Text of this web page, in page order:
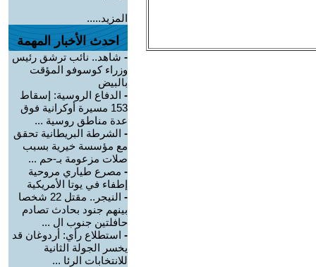
المزيد.....
احدث الأخبار المهمة
- شاهد.. نائب ترشق رئيس
وزراء كوسوفو المؤقت
بالبيض
- الدفاع الروسية: إسقاط
153 مسيرة أوكرانية فوق
عدة مناطق روسية ...
- الشرطة البريطانية تحقق
مع مؤسسة خيرية بسبب
صلات مزعومة بـ-حم ...
- مصرع طياري مروحية
إطفاء في يوتا الأمريكية
-
النيجر.. مقتل 22 شخصا
بينهم جنود بحادث تصادم
حافلتين جنوب ال ...
- استطلاع رأي: أردوغان قد
يخسر الجولة الثانية
للانتخابات الرئا ...